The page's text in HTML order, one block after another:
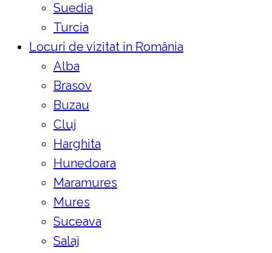
Suedia
Turcia
Locuri de vizitat in România
Alba
Brasov
Buzau
Cluj
Harghita
Hunedoara
Maramures
Mures
Suceava
Salaj